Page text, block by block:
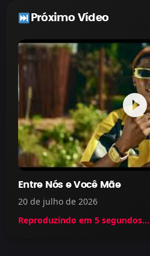
Próximo Vídeo
play_circle_filled
Entre Nós e Você Mãe
20 de julho de 2026
Reproduzindo em 5 segundos...